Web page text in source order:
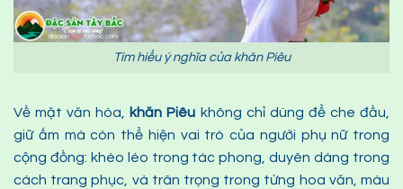
Tìm hiểu ý nghĩa của khăn Piêu
Về mặt văn hóa, khăn Piêu không chỉ dùng để che đầu,
giữ ấm mà còn thể hiện vai trò của người phụ nữ trong
cộng đồng: khéo léo trong tác phong, duyên dáng trong
cách trang phục, và trân trọng trong từng hoa văn, màu